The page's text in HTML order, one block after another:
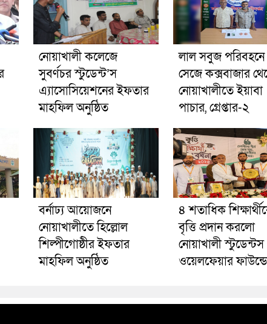
নোয়াখালী কলেজে
সুবর্ণচর স্টুডেন্ট’স
এ্যাসোসিয়েশনের ইফতার
মাহফিল অনুষ্ঠিত
লাল সবুজ পরিবহনে
সেজে কক্সবাজার
নোয়াখালীতে ইয়াবা
পাচার, গ্রেপ্তার-২
বর্নাঢ্য আয়োজনে
নোয়াখালীতে হিল্লোল
শিল্পীগোষ্ঠীর ইফতার
মাহফিল অনুষ্ঠিত
৪ শতাধিক
বৃত্তি প্রদান করলো
নোয়াখালী স্টুডেন্টস
ওয়েলফেয়ার